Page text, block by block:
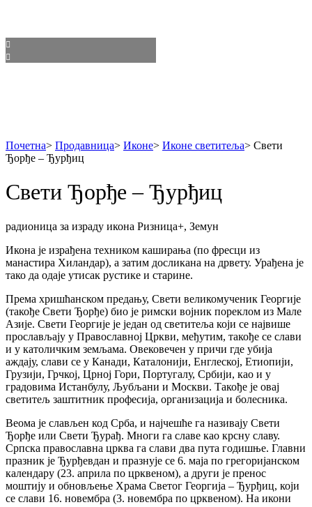
Почетна> Продавница> Иконе> Иконе светитеља> Свети
Ђорђе – Ђурђиц
Свети Ђорђе – Ђурђиц
радионица за израду икона Ризница+, Земун
Икона је израђена техником каширања (по фресци из
манастира Хиландар), а затим досликана на дрвету. Урађена је
тако да одаје утисак рустике и старине.
Према хришћанском предању, Свети великомученик Георгије
(такође Свети Ђорђе) био је римски војник пореклом из Мале
Азије. Свети Георгије је један од светитеља који се највише
прослављају у Православној Цркви, међутим, такође се слави
и у католичким земљама. Овековечен у причи где убија
аждају, слави се у Канади, Каталонији, Енглеској, Етиопији,
Грузији, Грчкој, Црној Гори, Португалу, Србији, као и у
градовима Истанбулу, Љубљани и Москви. Такође је овај
светитељ заштитник професија, организација и болесника.
Веома је слављен код Срба, и најчешће га називају Свети
Ђорђе или Свети Ђурађ. Многи га славе као крсну славу.
Српска православна црква га слави два пута годишње. Главни
празник је Ђурђевдан и празнује се 6. маја по грегоријанском
календару (23. априла по црквеном), а други је пренос
моштију и обновљење Храма Светог Георгија – Ђурђиц, који
се слави 16. новембра (3. новембра по црквеном). На икони